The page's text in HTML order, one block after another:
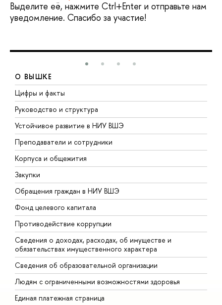
Выделите её, нажмите Ctrl+Enter и отправьте нам
уведомление. Спасибо за участие!
О ВЫШКЕ
Цифры и факты
Руководство и структура
Устойчивое развитие в НИУ ВШЭ
Преподаватели и сотрудники
Корпуса и общежития
Закупки
Обращения граждан в НИУ ВШЭ
Фонд целевого капитала
Противодействие коррупции
Сведения о доходах, расходах, об имуществе и
обязательствах имущественного характера
Сведения об образовательной организации
Людям с ограниченными возможностями здоровья
Единая платежная страница